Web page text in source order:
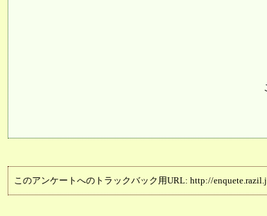
このアンケートへのトラックバック用URL: http://